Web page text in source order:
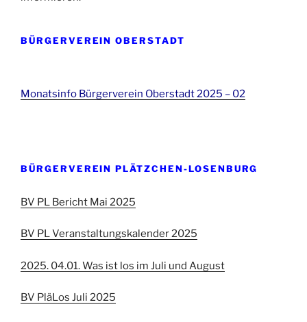
BÜRGERVEREIN OBERSTADT
Monatsinfo Bürgerverein Oberstadt 2025 – 02
BÜRGERVEREIN PLÄTZCHEN-LOSENBURG
BV PL Bericht Mai 2025
BV PL Veranstaltungskalender 2025
2025. 04.01. Was ist los im Juli und August
BV PläLos Juli 2025